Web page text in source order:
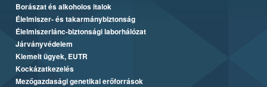
Borászat és alkoholos italok
Élelmiszer- és takarmánybiztonság
Élelmiszerlánc-biztonsági laborhálózat
Járványvédelem
Kiemelt ügyek, EUTR
Kockázatkezelés
Mezőgazdasági genetikai erőforrások